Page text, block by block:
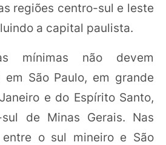
regiões centro-sul e leste
a capital paulista.
mínimas não devem
em São Paulo, em grande
e do Espírito Santo,
de Minas Gerais. Nas
o sul mineiro e São